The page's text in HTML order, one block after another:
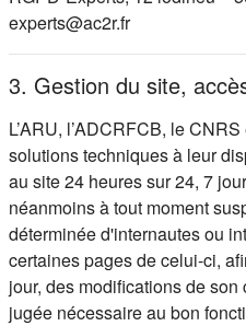
experts@ac2r.fr
3. Gestion du site,
L’ARU, l’ADCRFCB, le
solutions techniques à leur
au site 24 heures sur 24, 7
néanmoins à tout moment
déterminée d'internautes ou
certaines pages de celui-ci,
jour, des modifications de
jugée nécessaire au bon